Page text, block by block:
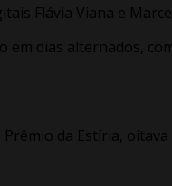
Flávia Viana e
dias alternados,
da Estíria,